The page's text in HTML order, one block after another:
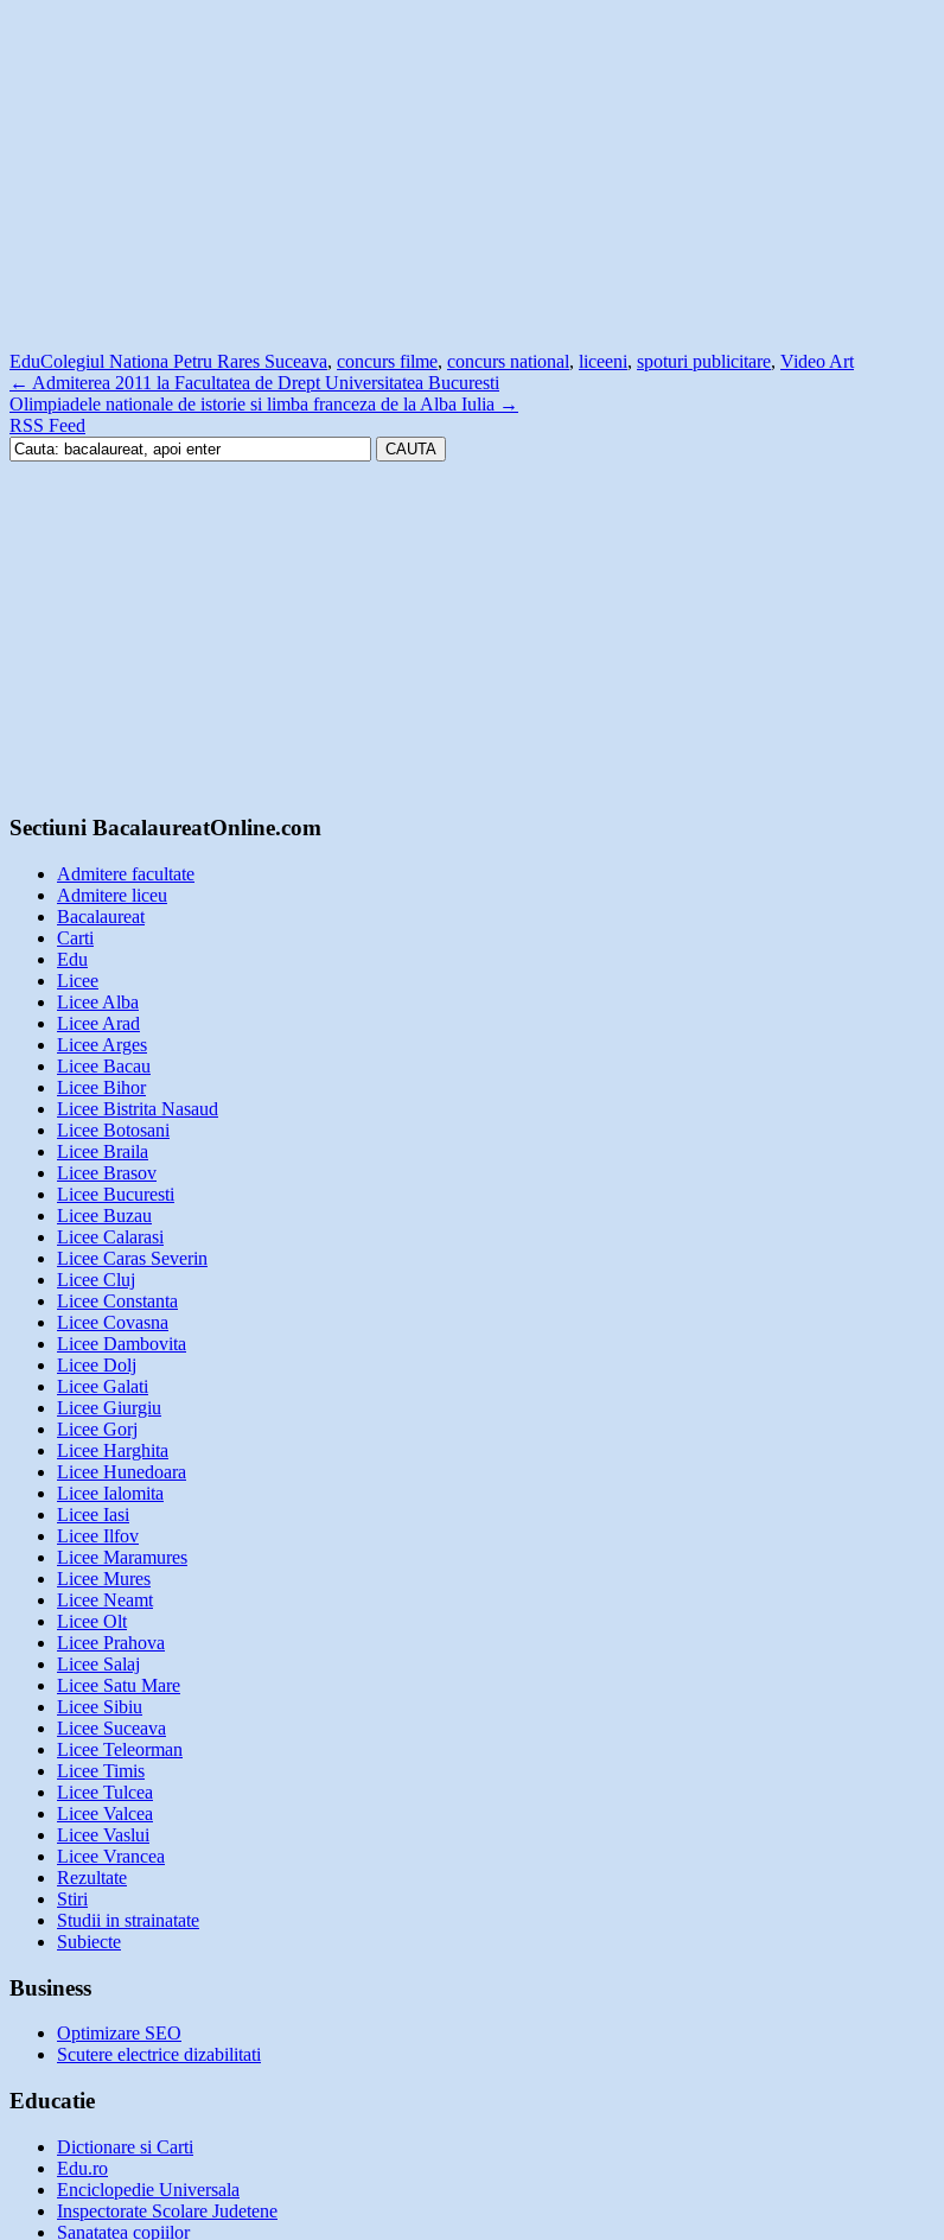
EduColegiul Nationa Petru Rares Suceava, concurs filme, concurs national, liceeni, spoturi publicitare, Video Art
← Admiterea 2011 la Facultatea de Drept Universitatea Bucuresti
Olimpiadele nationale de istorie si limba franceza de la Alba Iulia →
RSS Feed
Sectiuni BacalaureatOnline.com
Admitere facultate
Admitere liceu
Bacalaureat
Carti
Edu
Licee
Licee Alba
Licee Arad
Licee Arges
Licee Bacau
Licee Bihor
Licee Bistrita Nasaud
Licee Botosani
Licee Braila
Licee Brasov
Licee Bucuresti
Licee Buzau
Licee Calarasi
Licee Caras Severin
Licee Cluj
Licee Constanta
Licee Covasna
Licee Dambovita
Licee Dolj
Licee Galati
Licee Giurgiu
Licee Gorj
Licee Harghita
Licee Hunedoara
Licee Ialomita
Licee Iasi
Licee Ilfov
Licee Maramures
Licee Mures
Licee Neamt
Licee Olt
Licee Prahova
Licee Salaj
Licee Satu Mare
Licee Sibiu
Licee Suceava
Licee Teleorman
Licee Timis
Licee Tulcea
Licee Valcea
Licee Vaslui
Licee Vrancea
Rezultate
Stiri
Studii in strainatate
Subiecte
Business
Optimizare SEO
Scutere electrice dizabilitati
Educatie
Dictionare si Carti
Edu.ro
Enciclopedie Universala
Inspectorate Scolare Judetene
Sanatatea copiilor